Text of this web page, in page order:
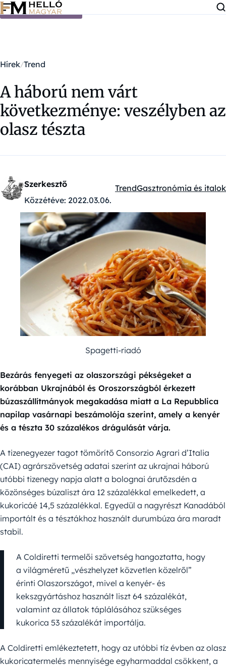
Ugrás a tartalomra
Hírek Trend
A háború nem várt
következménye: veszélyben az
olasz tészta
Szerkesztő
Közzétéve: 2022.03.06.
Kategóriák:
TrendGasztronómia és italok
Spagetti-riadó
Bezárás fenyegeti az olaszországi pékségeket a
korábban Ukrajnából és Oroszországból érkezett
búzaszállítmányok megakadása miatt a La Repubblica
napilap vasárnapi beszámolója szerint, amely a kenyér
és a tészta 30 százalékos drágulását várja.
A tizenegyezer tagot tömörítő Consorzio Agrari d’Italia
(CAI) agrárszövetség adatai szerint az ukrajnai háború
utóbbi tizenegy napja alatt a bolognai árutőzsdén a
közönséges búzaliszt ára 12 százalékkal emelkedett, a
kukoricáé 14,5 százalékkal. Egyedül a nagyrészt Kanadából
importált és a tésztákhoz használt durumbúza ára maradt
stabil.
A Coldiretti termelői szövetség hangoztatta, hogy
a világméretű „vészhelyzet közvetlen közelről”
érinti Olaszországot, mivel a kenyér- és
kekszgyártáshoz használt liszt 64 százalékát,
valamint az állatok táplálásához szükséges
kukorica 53 százalékát importálja.
A Coldiretti emlékeztetett, hogy az utóbbi tíz évben az olasz
kukoricatermelés mennyisége egyharmaddal csökkent, a